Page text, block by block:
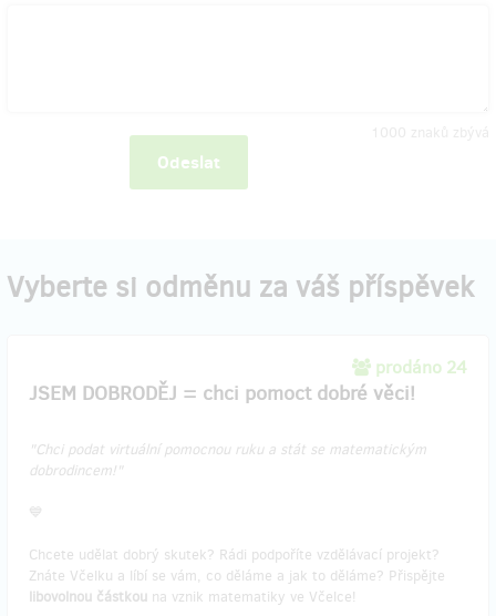
Odeslat
Vyberte si odměnu za váš příspěvek
prodáno 24
JSEM DOBRODĚJ = chci pomoct dobré věci!
"Chci podat virtuální pomocnou ruku a stát se matematickým
dobrodincem!"
💙
Chcete udělat dobrý skutek? Rádi podpoříte vzdělávací projekt?
Znáte Včelku a líbí se vám, co děláme a jak to děláme? Přispějte
libovolnou částkou na vznik matematiky ve Včelce!